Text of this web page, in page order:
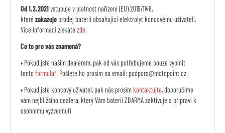
Od 1.2.2021vstupuje v platnost nařízení (EU) 2019/1148,
které zakazuje prodej baterií obsahující elektrolyt koncovému uživateli.
Více informací získáte zde.
Co to pro vás znamená?
• Pokud jste našim dealerem, pak od vás potřebujeme pouze vyplnit
tento formulář. Pošlete ho prosím na email: podpora@motopoint.cz.
• Pokud jste koncový uživatel, pak nás prosímkontaktujte, doporučíme
vám nejbližšího dealera, který Vám baterii ZDARMA zaktivuje a připraví k
osobnímu vyzvednutí.